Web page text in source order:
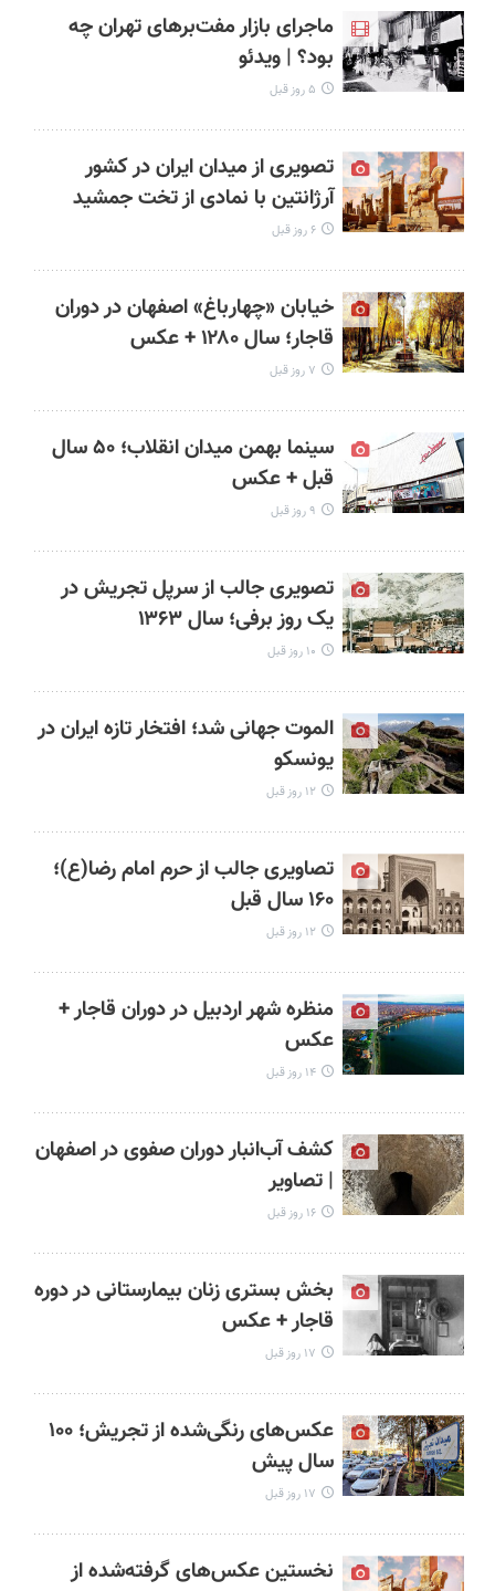
ماجرای بازار مفت‌برهای تهران چه
بود؟ | ویدئو
۵ روز قبل
تصویری از میدان ایران در کشور
آرژانتین با نمادی از تخت جمشید
۶ روز قبل
خیابان «چهارباغ» اصفهان در دوران
قاجار؛ سال ۱۲۸۰ + عکس
۷ روز قبل
سینما بهمن میدان انقلاب؛ ۵۰ سال
قبل + عکس
۹ روز قبل
تصویری جالب از سرپل تجریش در
یک روز برفی؛ سال ۱۳۶۳
۱۰ روز قبل
الموت جهانی شد؛ افتخار تازه ایران در
یونسکو
۱۲ روز قبل
تصاویری جالب از حرم امام رضا(ع)؛
۱۶۰ سال قبل
۱۲ روز قبل
منظره شهر اردبیل در دوران قاجار +
عکس
۱۴ روز قبل
کشف آب‌انبار دوران صفوی در اصفهان
| تصاویر
۱۶ روز قبل
بخش بستری زنان بیمارستانی در دوره
قاجار + عکس
۱۷ روز قبل
عکس‌های رنگی‌شده از تجریش؛ ۱۰۰
سال پیش
۱۷ روز قبل
نخستین عکس‌های گرفته‌شده از